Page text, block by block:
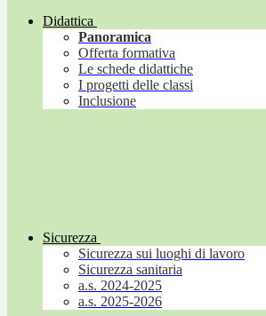
Didattica
Panoramica
Offerta formativa
Le schede didattiche
I progetti delle classi
Inclusione
Sicurezza
Sicurezza sui luoghi di lavoro
Sicurezza sanitaria
a.s. 2024-2025
a.s. 2025-2026